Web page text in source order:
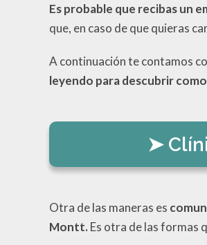
Es probable que recibas un
que, en caso de que quieras
A continuación te contamos
leyendo para descubrir
Otra de las maneras es
Montt. Es otra de las formas